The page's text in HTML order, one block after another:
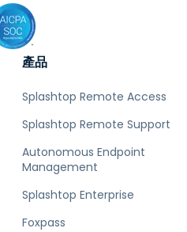
產品
Splashtop Remote Access
Splashtop Remote Support
Autonomous Endpoint
Management
Splashtop Enterprise
Foxpass